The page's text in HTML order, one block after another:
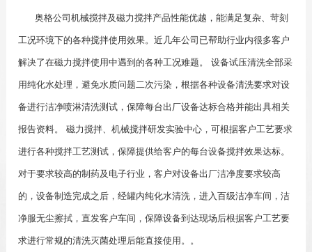
奥格公司机械搅拌及磁力搅拌产品性能优越，能满足复杂、苛刻
工况环境下的各种搅拌使用效果。近几年公司已帮助行业内很多客户
解决了在磁力搅拌使用中遇到的各种工况难题。 设备试压清洗全部采
用纯化水处理，避免水质问题二次污染，根据各种设备清洗要求对设
备进行洁净喷淋清洗测试，保障每台出厂设备达标合格并能出具相关
报告资料。 磁力搅拌、机械搅拌研发实验中心，可根据客户工艺要求
进行各种搅拌工艺测试，保障提供给客户的每台设备搅拌效果达标。
对于要求较高的制药及电子行业，客户对设备出厂洁净度要求较高
的，设备制造完成之后，经罐内纯化水清洗，进入百级洁净车间，洁
净服无尘擦拭，直发客户车间，保障设备到达现场后根据客户工艺要
求进行常规的清洗灭菌处理后能直接使用。。